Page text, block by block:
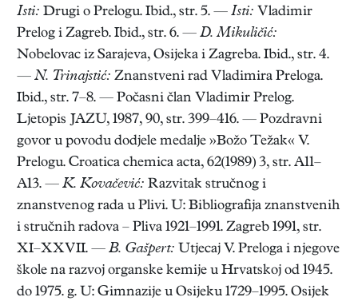
Isti: Drugi o Prelogu. Ibid., str. 5. — Isti: Vladimir
Prelog i Zagreb. Ibid., str. 6. — D. Mikuličić:
Nobelovac iz Sarajeva, Osijeka i Zagreba. Ibid., str. 4.
— N. Trinajstić: Znanstveni rad Vladimira Preloga.
Ibid., str. 7–8. — Počasni član Vladimir Prelog.
Ljetopis JAZU, 1987, 90, str. 399–416. — Pozdravni
govor u povodu dodjele medalje »Božo Težak« V.
Prelogu. Croatica chemica acta, 62(1989) 3, str. A11–
A13. — K. Kovačević: Razvitak stručnog i
znanstvenog rada u Plivi. U: Bibliografija znanstvenih
i stručnih radova – Pliva 1921–1991. Zagreb 1991, str.
XI–XXVII. — B. Gašpert: Utjecaj V. Preloga i njegove
škole na razvoj organske kemije u Hrvatskoj od 1945.
do 1975. g. U: Gimnazije u Osijeku 1729–1995. Osijek